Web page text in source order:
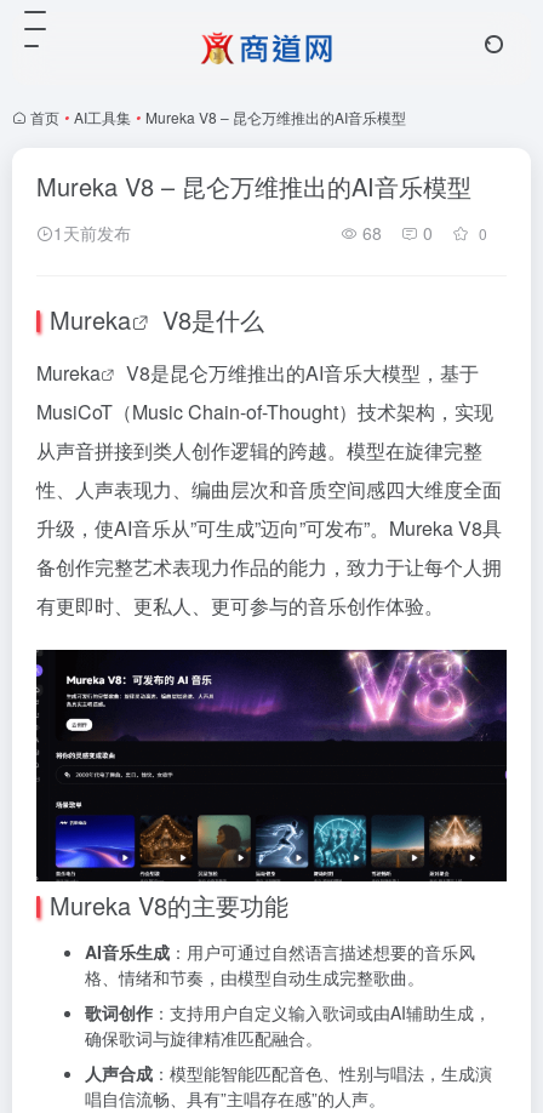
首页 • AI工具集 • Mureka V8 – 昆仑万维推出的AI音乐模型
Mureka V8 – 昆仑万维推出的AI音乐模型
1天前发布 68 0 0
Mureka V8是什么
Mureka
V8是昆仑万维推出的AI音乐大模型，基于
MusiCoT（Music Chain-of-Thought）技术架构，实现
从声音拼接到类人创作逻辑的跨越。模型在旋律完整
性、人声表现力、编曲层次和音质空间感四大维度全面
升级，使AI音乐从”可生成”迈向”可发布”。Mureka V8具
备创作完整艺术表现力作品的能力，致力于让每个人拥
有更即时、更私人、更可参与的音乐创作体验。
Mureka V8的主要功能
AI音乐生成 ：用户可通过自然语言描述想要的音乐风
格、情绪和节奏，由模型自动生成完整歌曲。
歌词创作 ：支持用户自定义输入歌词或由AI辅助生成，
确保歌词与旋律精准匹配融合。
人声合成 ：模型能智能匹配音色、性别与唱法，生成演
唱自信流畅、具有”主唱存在感”的人声。